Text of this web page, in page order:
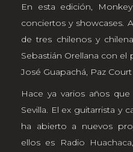
En esta edición,
conciertos y showcases.
de tres chilenos y
Sebastián Orellana con
José Guapachá, Paz
Hace ya varios años
Sevilla. El ex guitarrista y
ha abierto a nuevos
ellos es
Radio Huachaca